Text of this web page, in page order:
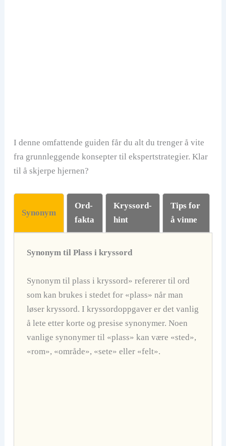
I denne omfattende guiden får du alt du trenger å vite
fra grunnleggende konsepter til ekspertstrategier. Klar
til å skjerpe hjernen?
Synonym
Ord-
fakta
Kryssord-
hint
Tips for
å vinne
Synonym til Plass i kryssord
Synonym til plass i kryssord» refererer til ord
som kan brukes i stedet for «plass» når man
løser kryssord. I kryssordoppgaver er det vanlig
å lete etter korte og presise synonymer. Noen
vanlige synonymer til «plass» kan være «sted»,
«rom», «område», «sete» eller «felt».